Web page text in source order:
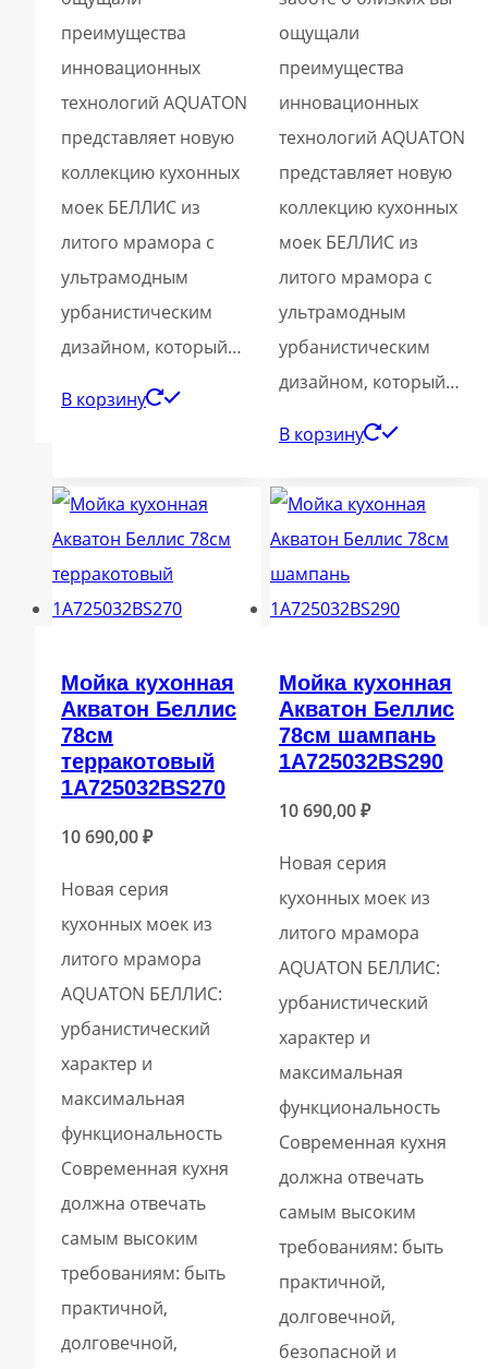
преимущества
инновационных
технологий AQUATON
представляет новую
коллекцию кухонных
моек БЕЛЛИС из
литого мрамора с
ультрамодным
урбанистическим
дизайном, который…
В корзину
ощущали
преимущества
инновационных
технологий AQUATON
представляет новую
коллекцию кухонных
моек БЕЛЛИС из
литого мрамора с
ультрамодным
урбанистическим
дизайном, который…
В корзину
Мойка кухонная
Акватон Беллис
78см
терракотовый
1A725032BS270
10 690,00₽
Новая серия
кухонных моек из
литого мрамора
AQUATON БЕЛЛИС:
урбанистический
характер и
максимальная
функциональность
Современная кухня
должна отвечать
самым высоким
требованиям: быть
практичной,
долговечной,
Мойка кухонная
Акватон Беллис
78см шампань
1A725032BS290
10 690,00₽
Новая серия
кухонных моек из
литого мрамора
AQUATON БЕЛЛИС:
урбанистический
характер и
максимальная
функциональность
Современная кухня
должна отвечать
самым высоким
требованиям: быть
практичной,
долговечной,
безопасной и